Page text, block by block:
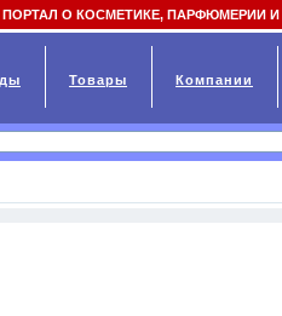
О КОСМЕТИКЕ, ПАРФЮМЕРИИ
Товары Компании